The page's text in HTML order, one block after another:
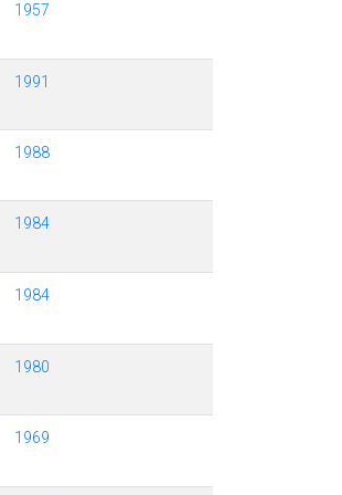
1957
1991
1988
1984
1984
1980
1969